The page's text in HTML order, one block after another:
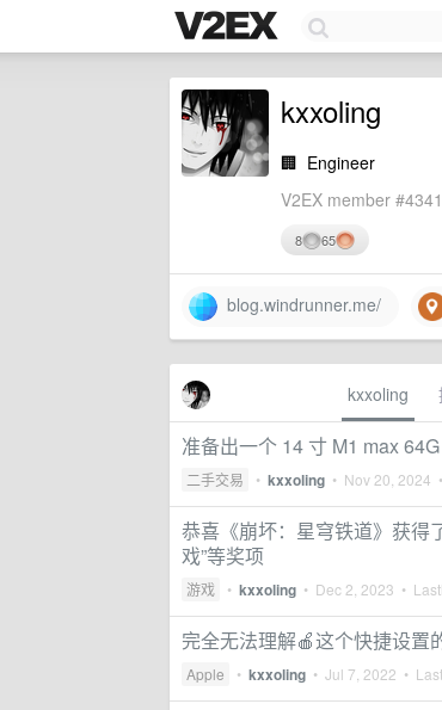
kxxoling
🏢 Engineer
V2EX member
8 65
blog.windrunner.me/
kxxoling
准备出一个 14 寸 M1 max
二手交易 • kxxoling • Nov 20, 2024
恭喜《崩坏：星穹铁道》获得
戏”等奖项
游戏 • kxxoling • Dec 2, 2023 •
完全无法理解🍎这个快捷设置
Apple • kxxoling • Jul 7, 2022 •